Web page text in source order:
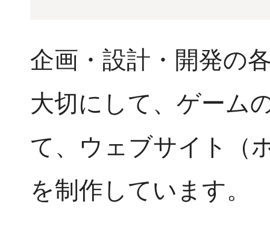
企画・設計・開発の
大切にして、ゲーム
て、ウェブサイト（
を制作しています。